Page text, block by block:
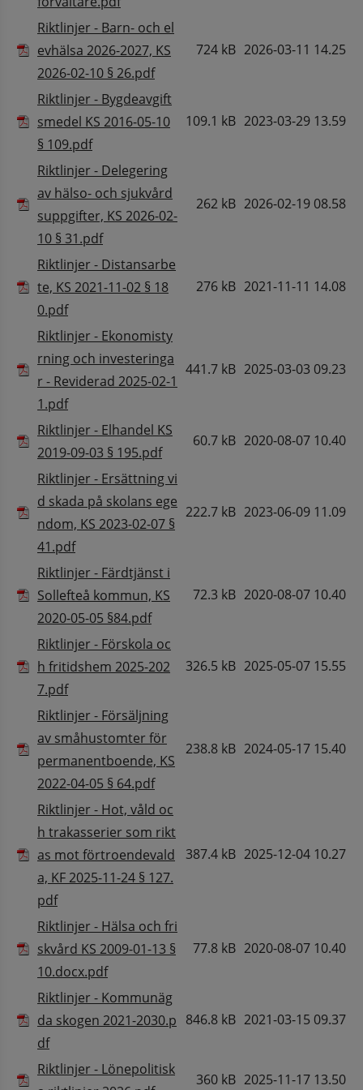
Riktlinjer - Barn- och el
evhälsa 2026-2027, KS
2026-02-10 § 26.pdfPdf, 724 kB.
724 kB 2026-03-11 14.25
Riktlinjer - Bygdeavgift
smedel KS 2016-05-10
§ 109.pdfPdf, 109.1 kB.
109.1 kB 2023-03-29 13.59
Riktlinjer - Delegering
av hälso- och sjukvård
suppgifter, KS 2026-02-
10 § 31.pdfPdf, 262 kB.
262 kB 2026-02-19 08.58
Riktlinjer - Distansarbe
te, KS 2021-11-02 § 18
0.pdfPdf, 276 kB.
276 kB 2021-11-11 14.08
Riktlinjer - Ekonomisty
rning och investeringa
r - Reviderad 2025-02-1
1.pdfPdf, 441.7 kB.
441.7 kB 2025-03-03 09.23
Riktlinjer - Elhandel KS
2019-09-03 § 195.pdfPdf, 60.7 kB.
60.7 kB 2020-08-07 10.40
Riktlinjer - Ersättning vi
d skada på skolans ege
ndom, KS 2023-02-07 §
41.pdfPdf, 222.7 kB.
222.7 kB 2023-06-09 11.09
Riktlinjer - Färdtjänst i
Sollefteå kommun, KS
2020-05-05 §84.pdfPdf, 72.3 kB.
72.3 kB 2020-08-07 10.40
Riktlinjer - Förskola oc
h fritidshem 2025-202
7.pdfPdf, 326.5 kB.
326.5 kB 2025-05-07 15.55
Riktlinjer - Försäljning
av småhustomter för
permanentboende, KS
2022-04-05 § 64.pdfPdf, 238.8 kB.
238.8 kB 2024-05-17 15.40
Riktlinjer - Hot, våld oc
h trakasserier som rikt
as mot förtroendevald
a, KF 2025-11-24 § 127.
pdfPdf, 387.4 kB.
387.4 kB 2025-12-04 10.27
Riktlinjer - Hälsa och fri
skvård KS 2009-01-13 §
10.docx.pdfPdf, 77.8 kB.
77.8 kB 2020-08-07 10.40
Riktlinjer - Kommunäg
da skogen 2021-2030.p
dfPdf, 846.8 kB.
846.8 kB 2021-03-15 09.37
Riktlinjer - Lönepolitisk
360 kB 2025-11-17 13.50